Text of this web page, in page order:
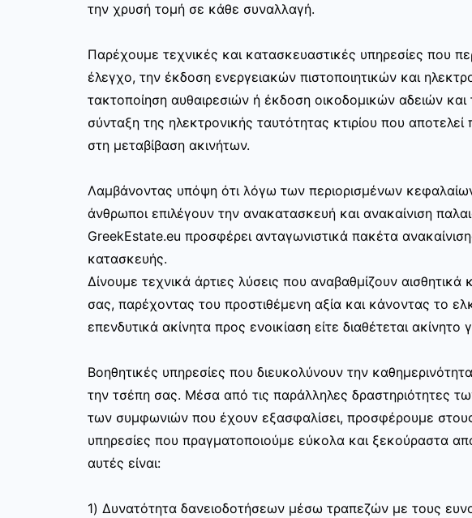
την χρυσή τομή σε κάθε συναλλαγή.
Παρέχουμε τεχνικές και κατασκευαστικές υπηρεσίες που
έλεγχο, την έκδοση ενεργειακών πιστοποιητικών και
τακτοποίηση αυθαιρεσιών ή έκδοση οικοδομικών αδειών
σύνταξη της ηλεκτρονικής ταυτότητας κτιρίου που αποτελεί
στη μεταβίβαση ακινήτων.
Λαμβάνοντας υπόψη ότι λόγω των περιορισμένων
άνθρωποι επιλέγουν την ανακατασκευή και ανακαίνιση
GreekEstate.eu προσφέρει ανταγωνιστικά πακέτα
κατασκευής.
Δίνουμε τεχνικά άρτιες λύσεις που αναβαθμίζουν αισθητικά
σας, παρέχοντας του προστιθέμενη αξία και κάνοντας το
επενδυτικά ακίνητα προς ενοικίαση είτε διαθέτεται ακίνητο
Βοηθητικές υπηρεσίες που διευκολύνουν την
την τσέπη σας. Μέσα από τις παράλληλες δραστηριότητες
των συμφωνιών που έχουν εξασφαλίσει, προσφέρουμε
υπηρεσίες που πραγματοποιούμε εύκολα και ξεκούραστα
αυτές είναι:
1) Δυνατότητα δανειοδοτήσεων μέσω τραπεζών με τους